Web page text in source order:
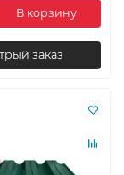
В корзину
заказ